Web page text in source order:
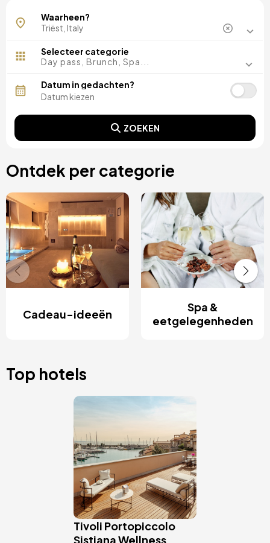
Portopiccolo
Waarheen?
Selecteer categorie
Day pass, Brunch, Spa...
Datum in gedachten?
ZOEKEN
Ontdek per categorie
Cadeau-ideeën
Spa &
eetgelegenheden
Top hotels
Afbeelding
Tivoli Portopiccolo
Sistiana Wellness